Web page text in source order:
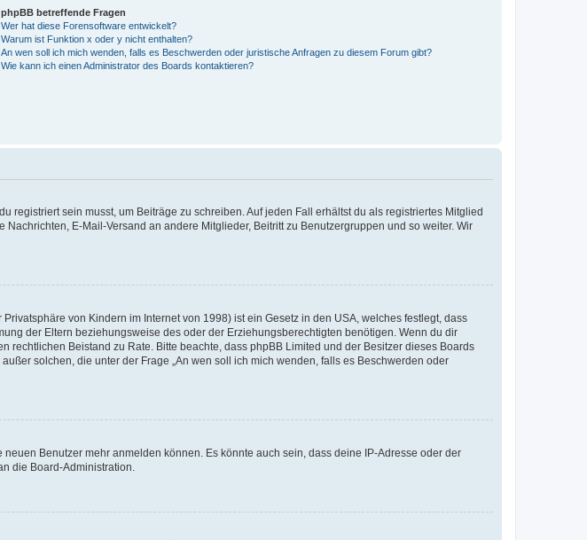
phpBB betreffende Fragen
Wer hat diese Forensoftware entwickelt?
Warum ist Funktion x oder y nicht enthalten?
An wen soll ich mich wenden, falls es Beschwerden oder juristische Anfragen zu diesem Forum gibt?
Wie kann ich einen Administrator des Boards kontaktieren?
sein musst, um Beiträge zu schreiben. Auf jeden Fall erhältst du als registriertes Mitglied
E-Mail-Versand an andere Mitglieder, Beitritt zu Benutzergruppen und so weiter. Wir
von Kindern im Internet von 1998) ist ein Gesetz in den USA, welches festlegt, dass
der Eltern beziehungsweise des oder der Erziehungsberechtigten benötigen. Wenn du dir
Beistand zu Rate. Bitte beachte, dass phpBB Limited und der Besitzer dieses Boards
solchen, die unter der Frage „An wen soll ich mich wenden, falls es Beschwerden oder
Benutzer mehr anmelden können. Es könnte auch sein, dass deine IP-Adresse oder der
die Board-Administration.